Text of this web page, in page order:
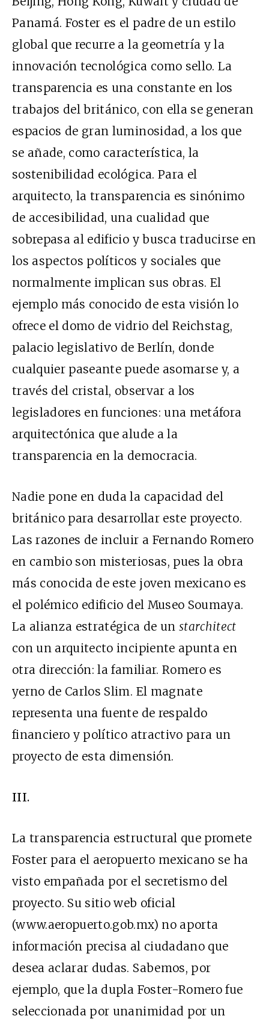
Panamá. Foster es el padre de un estilo
global que recurre a la geometría y la
innovación tecnológica como sello. La
transparencia es una constante en los
trabajos del británico, con ella se generan
espacios de gran luminosidad, a los que
se añade, como característica, la
sostenibilidad ecológica. Para el
arquitecto, la transparencia es sinónimo
de accesibilidad, una cualidad que
sobrepasa al edificio y busca traducirse en
los aspectos políticos y sociales que
normalmente implican sus obras. El
ejemplo más conocido de esta visión lo
ofrece el domo de vidrio del Reichstag,
palacio legislativo de Berlín, donde
cualquier paseante puede asomarse y, a
través del cristal, observar a los
legisladores en funciones: una metáfora
arquitectónica que alude a la
transparencia en la democracia.
Nadie pone en duda la capacidad del
británico para desarrollar este proyecto.
Las razones de incluir a Fernando Romero
en cambio son misteriosas, pues la obra
más conocida de este joven mexicano es
el polémico edificio del Museo Soumaya.
La alianza estratégica de un starchitect
con un arquitecto incipiente apunta en
otra dirección: la familiar. Romero es
yerno de Carlos Slim. El magnate
representa una fuente de respaldo
financiero y político atractivo para un
proyecto de esta dimensión.
III.
La transparencia estructural que promete
Foster para el aeropuerto mexicano se ha
visto empañada por el secretismo del
proyecto. Su sitio web oficial
(www.aeropuerto.gob.mx) no aporta
información precisa al ciudadano que
desea aclarar dudas. Sabemos, por
ejemplo, que la dupla Foster-Romero fue
seleccionada por unanimidad por un